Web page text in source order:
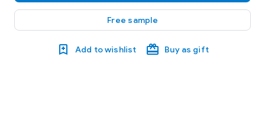
Free sample
Add to wishlist Buy as gift